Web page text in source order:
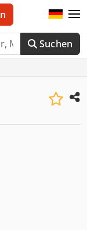
Suchen